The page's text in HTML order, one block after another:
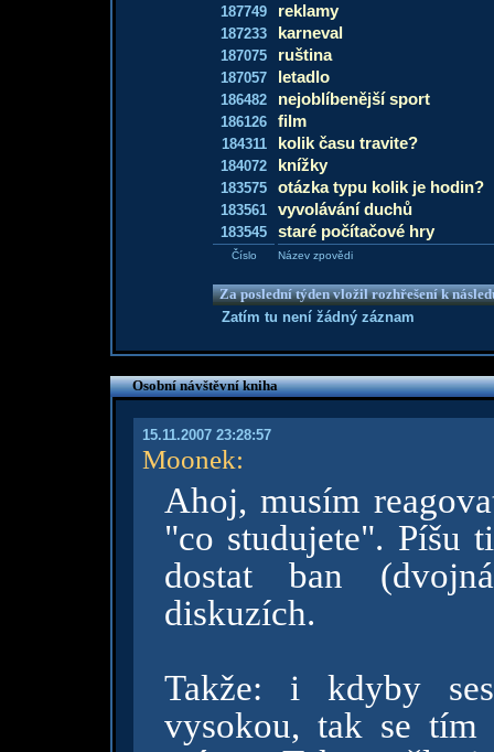
187749 reklamy
187233 karneval
187075 ruština
187057 letadlo
186482 nejoblíbenější sport
186126 film
184311 kolik času travite?
184072 knížky
183575 otázka typu kolik je hodin?
183561 vyvolávání duchů
183545 staré počítačové hry
Číslo Název zpovědi
Za poslední týden vložil rozhřešení k
Zatím tu není žádný záznam
Osobní návštěvní kniha
15.11.2007 23:28:57
Moonek:
Ahoj, musím
"co studujete". Píšu
dostat ban
diskuzích.
Takže: i kdyby
vysokou, tak se